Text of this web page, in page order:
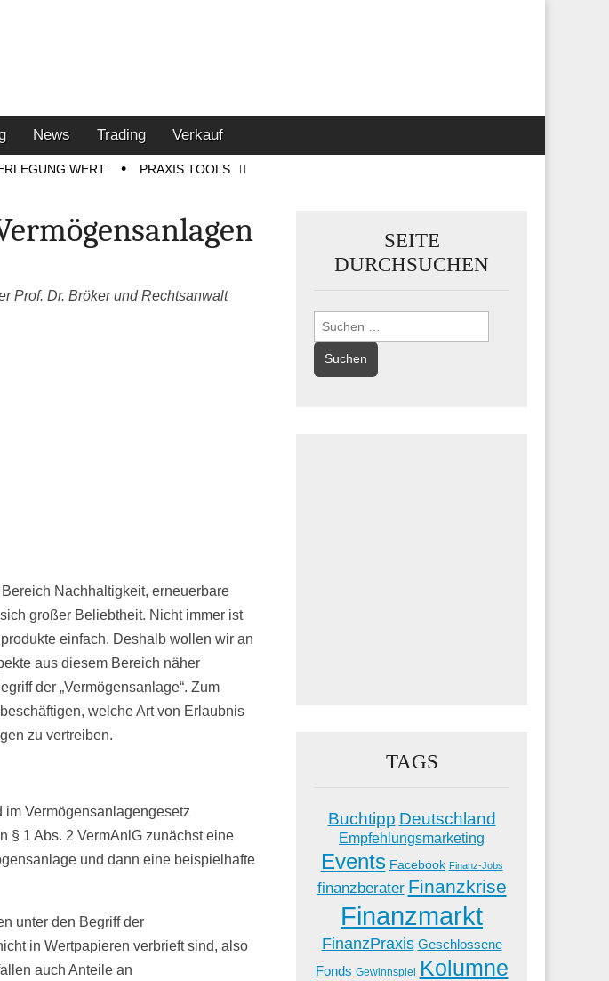
News Trading Verkauf
WERT PRAXIS TOOLS
Prof. Dr. Bröker und Rechtsanwalt
Nachhaltigkeit, erneuerbare
großer Beliebtheit. Nicht immer ist
einfach. Deshalb wollen wir an
aus diesem Bereich näher
der „Vermögensanlage“. Zum
welche Art von Erlaubnis
zu vertreiben.
im Vermögensanlagengesetz
§ 1 Abs. 2 VermAnlG zunächst eine
und dann eine beispielhafte
unter den Begriff der
in Wertpapieren verbrieft sind, also
auch Anteile an
SEITE
DURCHSUCHEN
Suchen
nach:
TAGS
Buchtipp Deutschland
Empfehlungsmarketing
Events Facebook Finanz-Jobs
finanzberater Finanzkrise
Finanzmarkt
FinanzPraxis Geschlossene
Fonds Gewinnspiel Kolumne